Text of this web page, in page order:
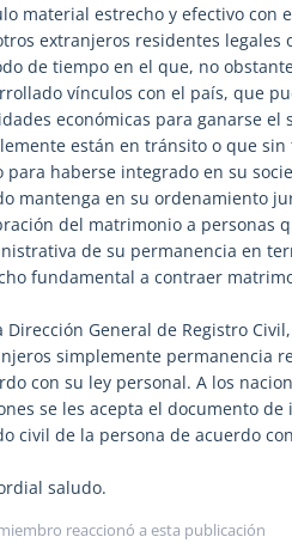
material estrecho y efectivo con
extranjeros residentes
de tiempo en el que, no
vínculos con el país, que
económicas para ganarse
están en tránsito o que
para haberse integrado en su
mantenga en su ordenamiento
del matrimonio a personas
de su permanencia en
fundamental a contraer
Dirección General de Registro
simplemente permanencia
con su ley personal. A los
se les acepta el documento
civil de la persona de acuerdo
saludo.
reaccionó a esta publicación